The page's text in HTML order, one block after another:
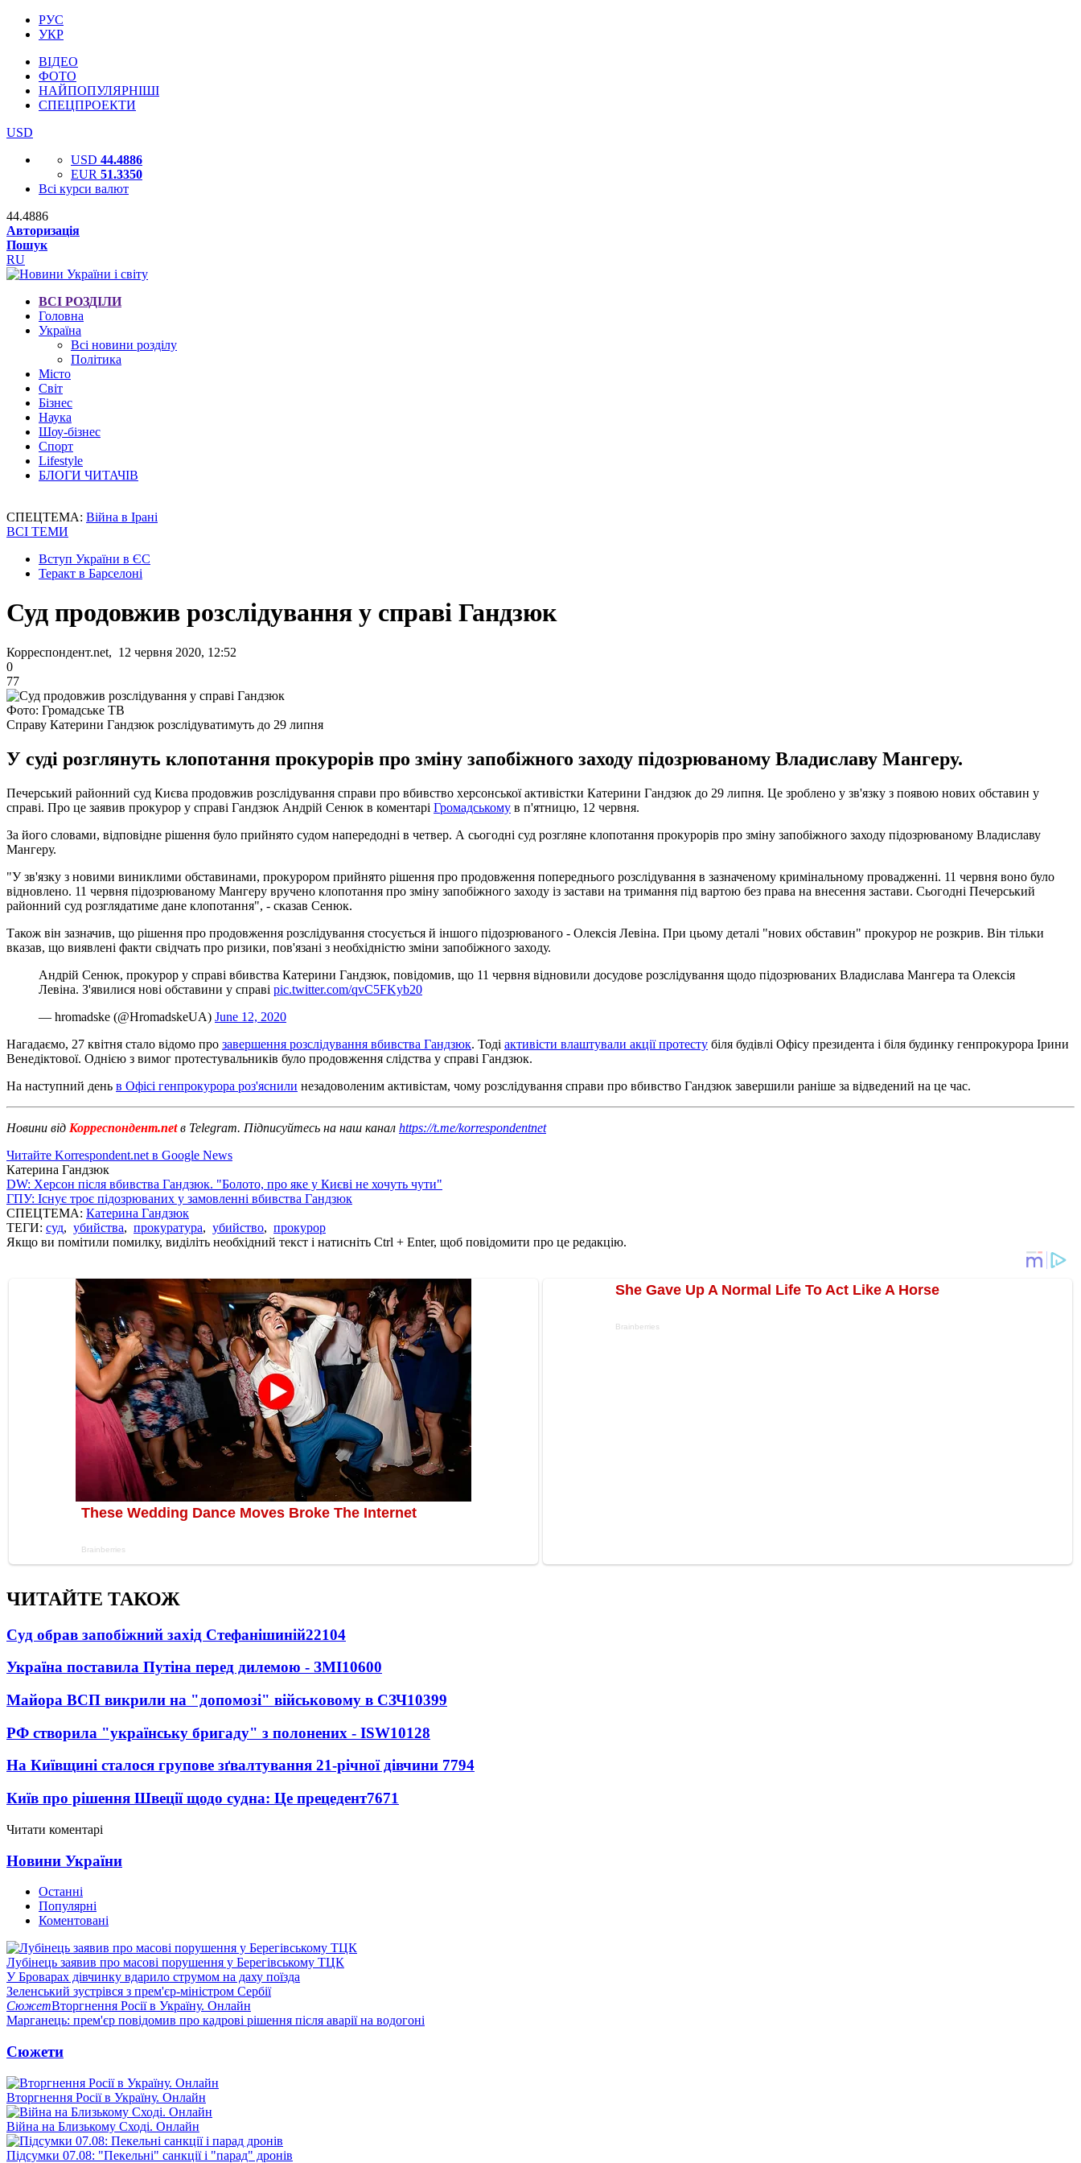
РУС
УКР
ВІДЕО
ФОТО
НАЙПОПУЛЯРНІШІ
СПЕЦПРОЕКТИ
USD
USD 44.4886
EUR 51.3350
Всі курси валют
44.4886
Авторизація
Пошук
RU
ВСІ РОЗДІЛИ
Головна
Україна
Всі новини розділу
Політика
Місто
Світ
Бізнес
Наука
Шоу-бізнес
Спорт
Lifestyle
БЛОГИ ЧИТАЧІВ
СПЕЦТЕМА: Війна в Ірані
ВСІ ТЕМИ
Вступ України в ЄС
Теракт в Барселоні
Суд продовжив розслідування у справі Гандзюк
Корреспондент.net, 12 червня 2020, 12:52
0
77
Фото: Громадське ТВ
Справу Катерини Гандзюк розслідуватимуть до 29 липня
У суді розглянуть клопотання прокурорів про зміну запобіжного заходу підозрюваному Владиславу Мангеру.
Печерський районний суд Києва продовжив розслідування справи про вбивство херсонської активістки Катерини Гандзюк до 29 липня. Це зроблено у зв'язку з появою нових обставин у
справі. Про це заявив прокурор у справі Гандзюк Андрій Сенюк в коментарі Громадському в п'ятницю, 12 червня.
За його словами, відповідне рішення було прийнято судом напередодні в четвер. А сьогодні суд розгляне клопотання прокурорів про зміну запобіжного заходу підозрюваному Владиславу
Мангеру.
"У зв'язку з новими виниклими обставинами, прокурором прийнято рішення про продовження попереднього розслідування в зазначеному кримінальному провадженні. 11 червня воно було
відновлено. 11 червня підозрюваному Мангеру вручено клопотання про зміну запобіжного заходу із застави на тримання під вартою без права на внесення застави. Сьогодні Печерський
районний суд розглядатиме дане клопотання", - сказав Сенюк.
Також він зазначив, що рішення про продовження розслідування стосується й іншого підозрюваного - Олексія Левіна. При цьому деталі "нових обставин" прокурор не розкрив. Він тільки
вказав, що виявлені факти свідчать про ризики, пов'язані з необхідністю зміни запобіжного заходу.
Андрій Сенюк, прокурор у справі вбивства Катерини Гандзюк, повідомив, що 11 червня відновили досудове розслідування щодо підозрюваних Владислава Мангера та Олексія
Левіна. З'явилися нові обставини у справі pic.twitter.com/qvC5FKyb20
— hromadske (@HromadskeUA) June 12, 2020
Нагадаємо, 27 квітня стало відомо про завершення розслідування вбивства Гандзюк. Тоді активісти влаштували акції протесту біля будівлі Офісу президента і біля будинку генпрокурора Ірини
Венедіктової. Однією з вимог протестувальників було продовження слідства у справі Гандзюк.
На наступний день в Офісі генпрокурора роз'яснили незадоволеним активістам, чому розслідування справи про вбивство Гандзюк завершили раніше за відведений на це час.
Новини від Корреспондент.netв Telegram. Підписуйтесь на наш канал https://t.me/korrespondentnet
Читайте Korrespondent.net в Google News
Катерина Гандзюк
DW: Херсон після вбивства Гандзюк. "Болото, про яке у Києві не хочуть чути"
ГПУ: Існує троє підозрюваних у замовленні вбивства Гандзюк
СПЕЦТЕМА: Катерина Гандзюк
ТЕГИ: суд, убийства, прокуратура, убийство, прокурор
Якщо ви помітили помилку, виділіть необхідний текст і натисніть Ctrl + Enter, щоб повідомити про це редакцію.
ЧИТАЙТЕ ТАКОЖ
Суд обрав запобіжний захід Стефанішиній22104
Україна поставила Путіна перед дилемою - ЗМІ10600
Майора ВСП викрили на "допомозі" військовому в СЗЧ10399
РФ створила "українську бригаду" з полонених - ISW10128
На Київщині сталося групове зґвалтування 21-річної дівчини 7794
Київ про рішення Швеції щодо судна: Це прецедент7671
Читати коментарі
Новини України
Останні
Популярні
Коментовані
Лубінець заявив про масові порушення у Берегівському ТЦК
У Броварах дівчинку вдарило струмом на даху поїзда
Зеленський зустрівся з прем'єр-міністром Сербії
СюжетВторгнення Росії в Україну. Онлайн
Марганець: прем'єр повідомив про кадрові рішення після аварії на водогоні
Сюжети
Вторгнення Росії в Україну. Онлайн
Війна на Близькому Сході. Онлайн
Підсумки 07.08: "Пекельні" санкції і "парад" дронів